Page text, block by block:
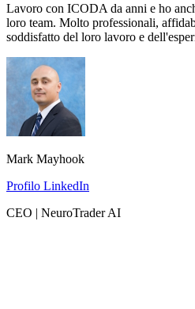
Lavoro con ICODA da anni e ho
loro team. Molto professionali,
soddisfatto del loro lavoro e
Mark Mayhook
Profilo LinkedIn
CEO | NeuroTrader AI